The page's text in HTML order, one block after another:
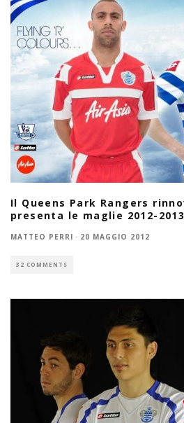
Il Queens Park Rangers
presenta le maglie 2012-2013
MATTEO PERRI · 20 MAGGIO 2012
32 COMMENTS